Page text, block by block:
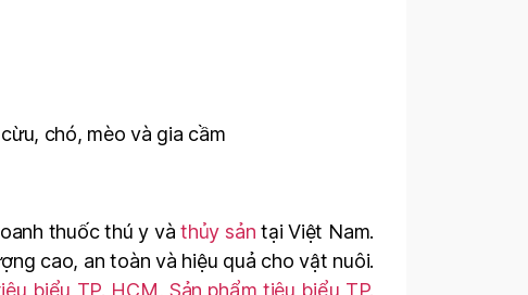
chó, mèo và gia cầm
thuốc thú y vàthủy sản tại Việt Nam.
cao, an toàn và hiệu quả cho vật nuôi.
biểu TP. HCM, Sản phẩm tiêu biểu TP.